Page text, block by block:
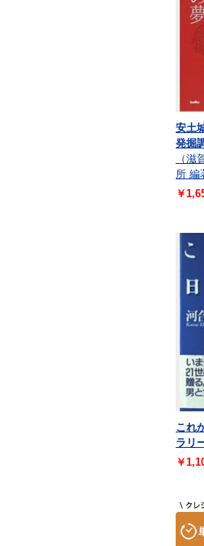
安土
発掘
（滋
所 編
￥
これ
ラリ
￥